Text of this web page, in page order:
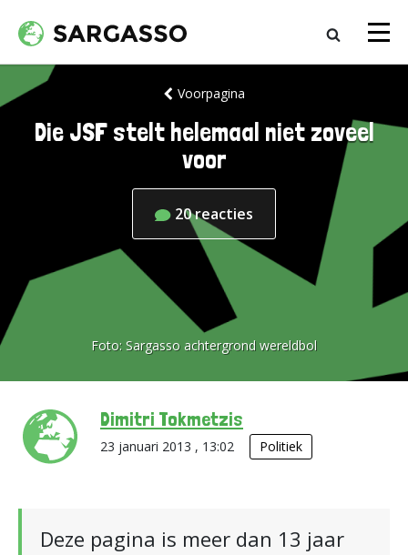
Voorpagina
Die JSF stelt helemaal niet zoveel
voor
20reacties
Foto: Sargasso achtergrond wereldbol
Dimitri Tokmetzis
23 januari 2013 , 13:02 Politiek
Deze pagina is meer dan 13 jaar